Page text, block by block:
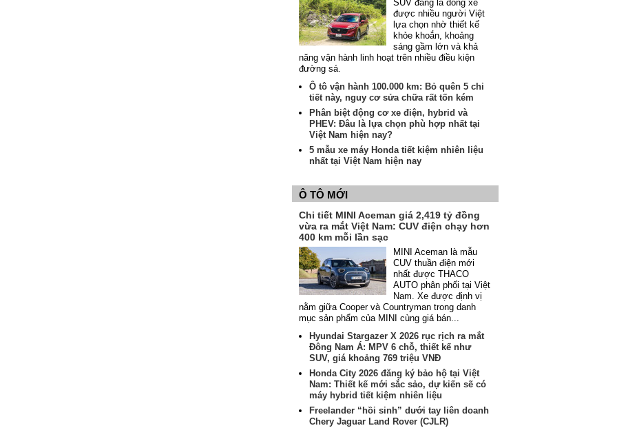
SUV đang là dòng xe
được nhiều người Việt
lựa chọn nhờ thiết kế
khỏe khoắn, khoảng
sáng gầm lớn và khả
năng vận hành linh hoạt trên nhiều điều kiện
đường sá.
Ô tô vận hành 100.000 km: Bỏ quên 5 chi
tiết này, nguy cơ sửa chữa rất tốn kém
Phân biệt động cơ xe điện, hybrid và
PHEV: Đâu là lựa chọn phù hợp nhất tại
Việt Nam hiện nay?
5 mẫu xe máy Honda tiết kiệm nhiên liệu
nhất tại Việt Nam hiện nay
Ô TÔ MỚI
Chi tiết MINI Aceman giá 2,419 tỷ đồng
vừa ra mắt Việt Nam: CUV điện chạy hơn
400 km mỗi lần sạc
MINI Aceman là mẫu
CUV thuần điện mới
nhất được THACO
AUTO phân phối tại Việt
Nam. Xe được định vị
nằm giữa Cooper và Countryman trong danh
mục sản phẩm của MINI cùng giá bán...
Hyundai Stargazer X 2026 rục rịch ra mắt
Đông Nam Á: MPV 6 chỗ, thiết kế như
SUV, giá khoảng 769 triệu VNĐ
Honda City 2026 đăng ký bảo hộ tại Việt
Nam: Thiết kế mới sắc sảo, dự kiến sẽ có
máy hybrid tiết kiệm nhiên liệu
Freelander “hồi sinh” dưới tay liên doanh
Chery Jaguar Land Rover (CJLR)